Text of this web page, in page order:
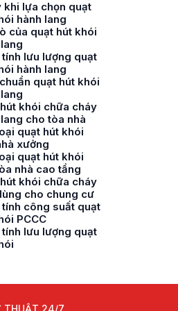
khi lựa chọn quạt
hành lang
của quạt hút khói
tính lưu lượng quạt
hành lang
quạt hút khói
khói chữa cháy
cho tòa nhà
quạt hút khói
xưởng
quạt hút khói
nhà cao tầng
khói chữa cháy
cho chung cư
tính công suất quạt
PCCC
tính lưu lượng quạt
THUẬT 24/7